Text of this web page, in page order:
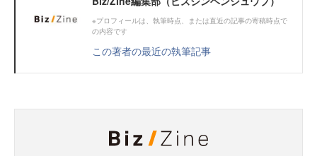
※プロフィールは、執筆時点、または直近の記事の寄稿時点で
の内容です
この著者の最近の執筆記事